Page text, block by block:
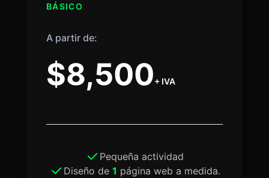
BÁSICO
A partir de:
$8,500+ IVA
Pequeña actividad
Diseño de 1 página web a medida.